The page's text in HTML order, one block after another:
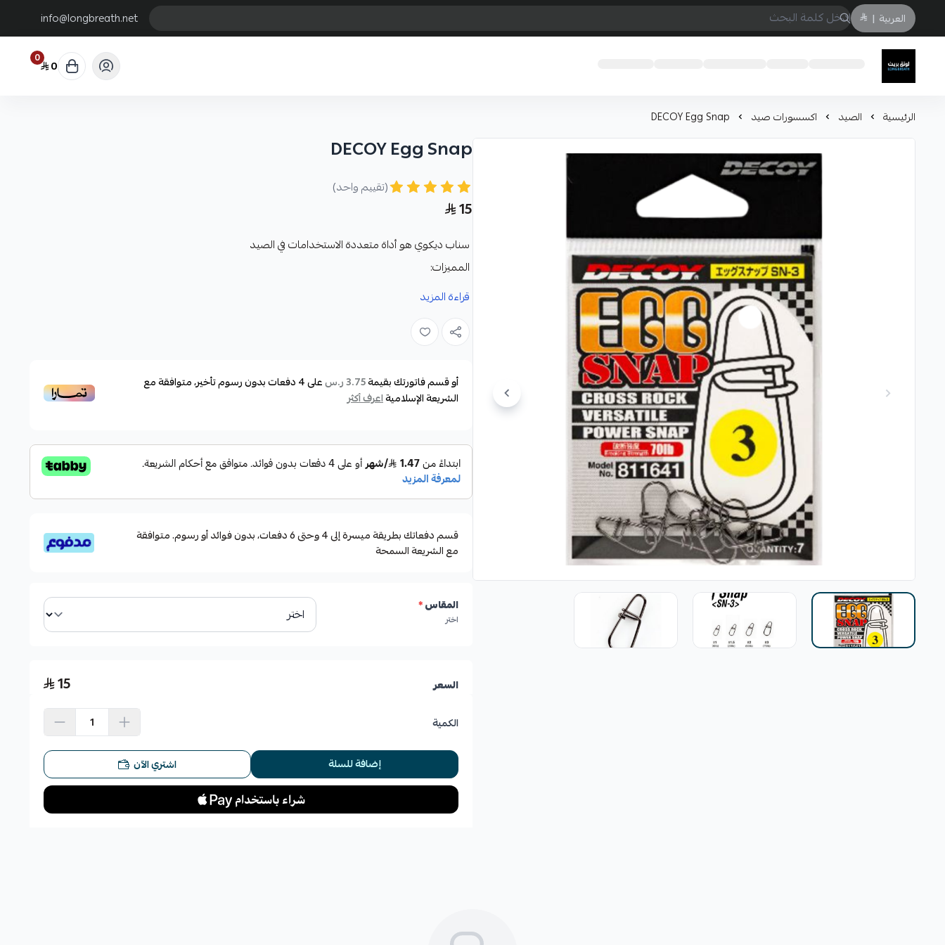
العربية |
info@longbreath.net
لونق بريث
0 0
الرئيسية الصيد اكسسورات صيد DECOY Egg Snap
DECOY Egg Snap
(تقييم واحد)
15
سناب ديكوي هو أداة متعددة الاستخدامات في الصيد
المميزات:
مصمم بشكل دائري منحني يجعل من الصعب اعاقة حركة الطعم
وفك وتركيب الخيط في حالة الصيد بالطعم العادي
يتميز بالقوة الكافية لأنه من النوع ذو القفل المتقاطع.
يتوفر بأحجام متنوعة ليناسب مختلف أنواع الطعوم وأحجام الأسماك المستهدفة، مما يجعله أداة
قراءة المزيد
أو قسم فاتورتك بقيمة3.75 ر.س على4دفعات بدون رسوم تأخير، متوافقة مع
الشريعة الإسلاميةاعرف أكثر
قسم دفعاتك بطريقة ميسرة إلى 4 وحتى 6 دفعات، بدون فوائد أو رسوم. متوافقة
مع الشريعة السمحة
المقاس*
اختر
السعر 15
الكمية
إضافة للسلة اشتري الآن